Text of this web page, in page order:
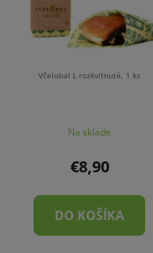
Včelobal L rozkvitnuté, 1 ks
Na sklade
€8,90
DO KOŠÍKA